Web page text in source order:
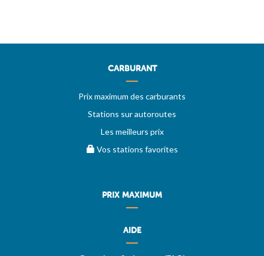
CARBURANT
Prix maximum des carburants
Stations sur autoroutes
Les meilleurs prix
Vos stations favorites
PRIX MAXIMUM
AIDE